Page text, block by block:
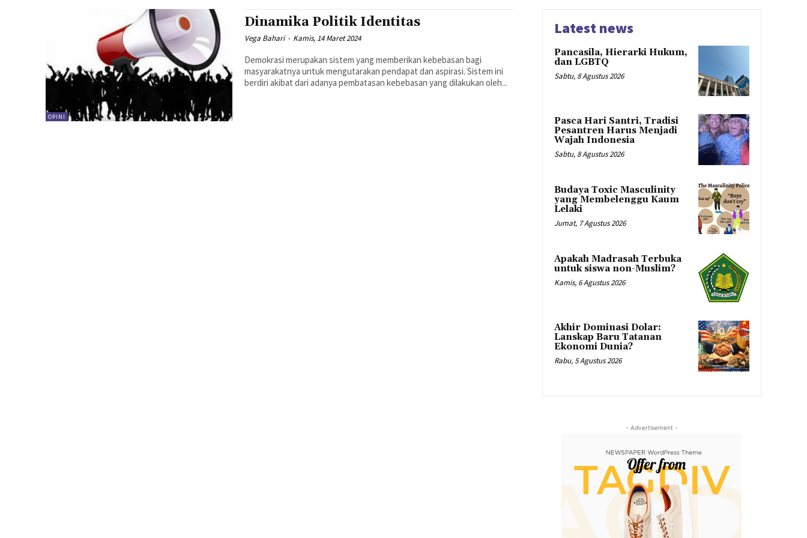
OPINI
Dinamika Politik Identitas
Vega Bahari - Kamis, 14 Maret 2024
Demokrasi merupakan sistem yang memberikan kebebasan bagi
masyarakatnya untuk mengutarakan pendapat dan aspirasi. Sistem ini
berdiri akibat dari adanya pembatasan kebebasan yang dilakukan oleh...
Latest news
Pancasila, Hierarki Hukum,
dan LGBTQ
Sabtu, 8 Agustus 2026
Pasca Hari Santri, Tradisi
Pesantren Harus Menjadi
Wajah Indonesia
Sabtu, 8 Agustus 2026
Budaya Toxic Masculinity
yang Membelenggu Kaum
Lelaki
Jumat, 7 Agustus 2026
Apakah Madrasah Terbuka
untuk siswa non-Muslim?
Kamis, 6 Agustus 2026
Akhir Dominasi Dolar:
Lanskap Baru Tatanan
Ekonomi Dunia?
Rabu, 5 Agustus 2026
- Advertisement -